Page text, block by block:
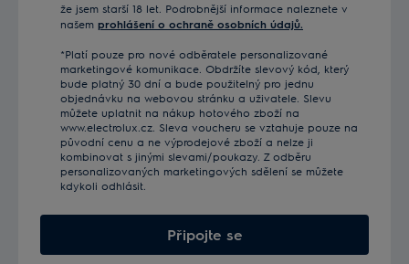
že jsem starší 18 let. Podrobnější informace naleznete v
našem prohlášení o ochraně osobních údajů.
*Platí pouze pro nové odběratele personalizované
marketingové komunikace. Obdržíte slevový kód, který
bude platný 30 dní a bude použitelný pro jednu
objednávku na webovou stránku a uživatele. Slevu
můžete uplatnit na nákup hotového zboží na
www.electrolux.cz. Sleva voucheru se vztahuje pouze na
původní cenu a ne výprodejové zboží a nelze ji
kombinovat s jinými slevami/poukazy. Z odběru
personalizovaných marketingových sdělení se můžete
kdykoli odhlásit.
Připojte se